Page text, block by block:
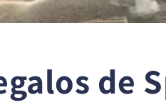
de